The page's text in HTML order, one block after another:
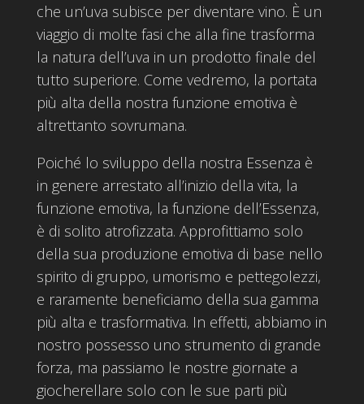
che un’uva subisce per diventare vino. È un
viaggio di molte fasi che alla fine trasforma
la natura dell’uva in un prodotto finale del
tutto superiore. Come vedremo, la portata
più alta della nostra funzione emotiva è
altrettanto sovrumana.
Poiché lo sviluppo della nostra Essenza è
in genere arrestato all’inizio della vita, la
funzione emotiva, la funzione dell’Essenza,
è di solito atrofizzata. Approfittiamo solo
della sua produzione emotiva di base nello
spirito di gruppo, umorismo e pettegolezzi,
e raramente beneficiamo della sua gamma
più alta e trasformativa. In effetti, abbiamo in
nostro possesso uno strumento di grande
forza, ma passiamo le nostre giornate a
giocherellare solo con le sue parti più